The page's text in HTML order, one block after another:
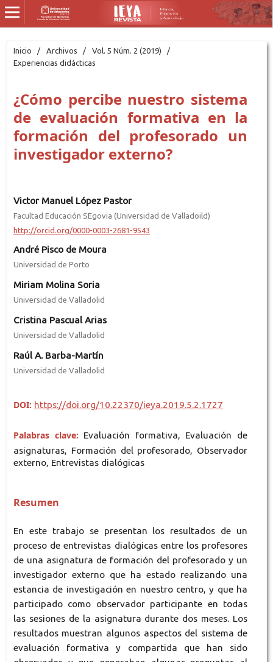
Inicio / Archivos / Vol. 5 Núm. 2 (2019)
/
Experiencias didácticas
¿Cómo percibe nuestro sistema
de evaluación formativa en la
formación del profesorado un
investigador externo?
Victor Manuel López Pastor
Facultad Educación SEgovia (Universidad de Valladoild)
http://orcid.org/0000-0003-2681-9543
André Pisco de Moura
Universidad de Porto
Miriam Molina Soria
Universidad de Valladolid
Cristina Pascual Arias
Universidad de Valladolid
Raúl A. Barba-Martín
Universidad de Valladolid
DOI: https://doi.org/10.22370/ieya.2019.5.2.1727
Palabras clave: Evaluación formativa, Evaluación de
asignaturas, Formación del profesorado, Observador
externo, Entrevistas dialógicas
Resumen
En este trabajo se presentan los resultados de un
proceso de entrevistas dialógicas entre los profesores
de una asignatura de formación del profesorado y un
investigador externo que ha estado realizando una
estancia de investigación en nuestro centro, y que ha
participado como observador participante en todas
las sesiones de la asignatura durante dos meses. Los
resultados muestran algunos aspectos del sistema de
evaluación formativa y compartida que han sido